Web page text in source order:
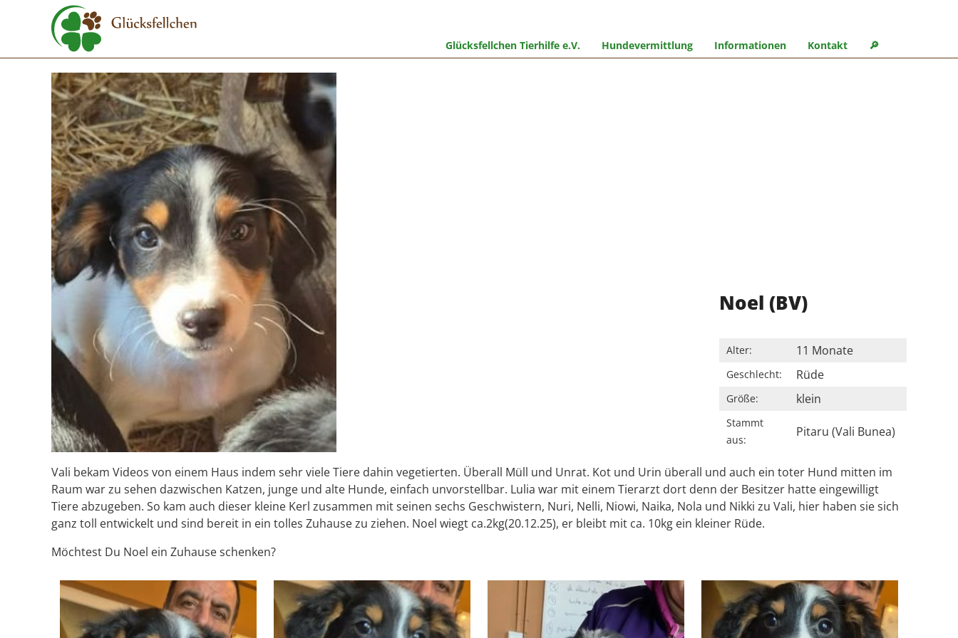
Glücksfellchen Tierhilfe e.V. Hundevermittlung Informationen Kontakt 🔎︎
Noel (BV)
Alter: 11 Monate
Geschlecht: Rüde
Größe: klein
Stammt
aus:
Pitaru (Vali Bunea)
Vali bekam Videos von einem Haus indem sehr viele Tiere dahin vegetierten. Überall Müll und Unrat. Kot und Urin überall und auch ein toter Hund mitten im
Raum war zu sehen dazwischen Katzen, junge und alte Hunde, einfach unvorstellbar. Lulia war mit einem Tierarzt dort denn der Besitzer hatte eingewilligt
Tiere abzugeben. So kam auch dieser kleine Kerl zusammen mit seinen sechs Geschwistern, Nuri, Nelli, Niowi, Naika, Nola und Nikki zu Vali, hier haben sie sich
ganz toll entwickelt und sind bereit in ein tolles Zuhause zu ziehen. Noel wiegt ca.2kg(20.12.25), er bleibt mit ca. 10kg ein kleiner Rüde.
Möchtest Du Noel ein Zuhause schenken?